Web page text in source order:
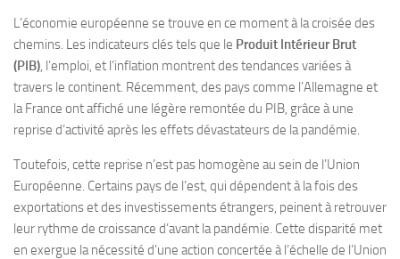
L’économie européenne se trouve en ce moment à la croisée des
chemins. Les indicateurs clés tels que le Produit Intérieur Brut
(PIB), l’emploi, et l’inflation montrent des tendances variées à
travers le continent. Récemment, des pays comme l’Allemagne et
la France ont affiché une légère remontée du PIB, grâce à une
reprise d’activité après les effets dévastateurs de la pandémie.
Toutefois, cette reprise n’est pas homogène au sein de l’Union
Européenne. Certains pays de l’est, qui dépendent à la fois des
exportations et des investissements étrangers, peinent à retrouver
leur rythme de croissance d’avant la pandémie. Cette disparité met
en exergue la nécessité d’une action concertée à l’échelle de l’Union